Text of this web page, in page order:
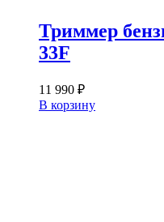
Триммер
33F
11 990 ₽
В корзину